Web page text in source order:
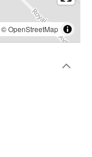
©OpenStreetMap